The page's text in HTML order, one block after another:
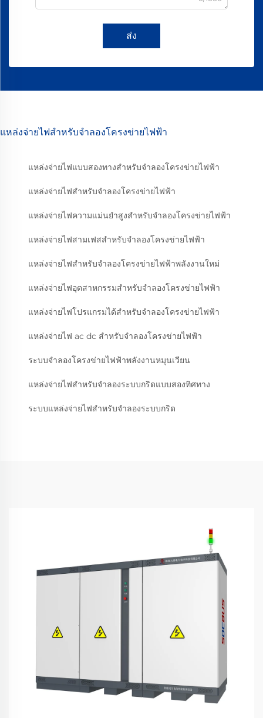
ส่ง
แหล่งจ่ายไฟสำหรับจำลองโครงข่ายไฟฟ้า
แหล่งจ่ายไฟแบบสองทางสำหรับจำลองโครงข่ายไฟฟ้า
แหล่งจ่ายไฟสำหรับจำลองโครงข่ายไฟฟ้า
แหล่งจ่ายไฟความแม่นยำสูงสำหรับจำลองโครงข่ายไฟฟ้า
แหล่งจ่ายไฟสามเฟสสำหรับจำลองโครงข่ายไฟฟ้า
แหล่งจ่ายไฟสำหรับจำลองโครงข่ายไฟฟ้าพลังงานใหม่
แหล่งจ่ายไฟอุตสาหกรรมสำหรับจำลองโครงข่ายไฟฟ้า
แหล่งจ่ายไฟโปรแกรมได้สำหรับจำลองโครงข่ายไฟฟ้า
แหล่งจ่ายไฟ ac dc สำหรับจำลองโครงข่ายไฟฟ้า
ระบบจำลองโครงข่ายไฟฟ้าพลังงานหมุนเวียน
แหล่งจ่ายไฟสำหรับจำลองระบบกริดแบบสองทิศทาง
ระบบแหล่งจ่ายไฟสำหรับจำลองระบบกริด